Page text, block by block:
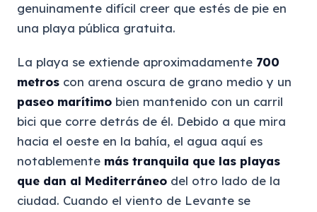
genuinamente difícil creer que estés de pie en
una playa pública gratuita.
La playa se extiende aproximadamente 700
metros con arena oscura de grano medio y un
paseo marítimo bien mantenido con un carril
bici que corre detrás de él. Debido a que mira
hacia el oeste en la bahía, el agua aquí es
notablemente más tranquila que las playas
que dan al Mediterráneo del otro lado de la
ciudad. Cuando el viento de Levante se